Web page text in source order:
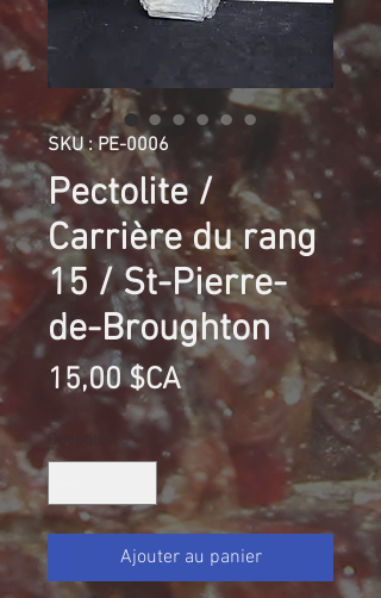
SKU : PE-0006
Pectolite /
Carrière du rang
15 / St-Pierre-
de-Broughton
15,00 $CAPrix
Quantité *
Ajouter au panier